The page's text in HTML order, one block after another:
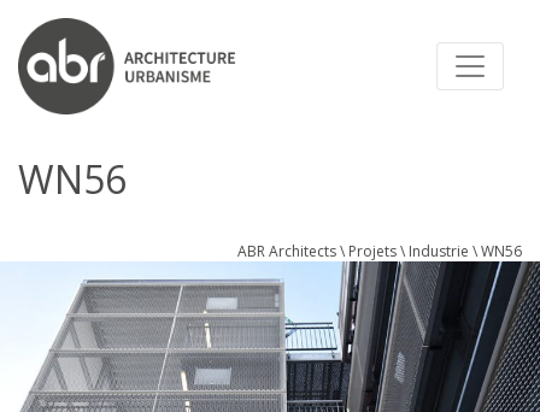
ABR ARCHITECTS
WN56
ABR Architects\ Projets\ Industrie \WN56